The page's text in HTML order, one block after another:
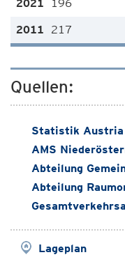
196
217
Quellen:
Statistik Austria
AMS
Abteilung
Abteilung
Lageplan